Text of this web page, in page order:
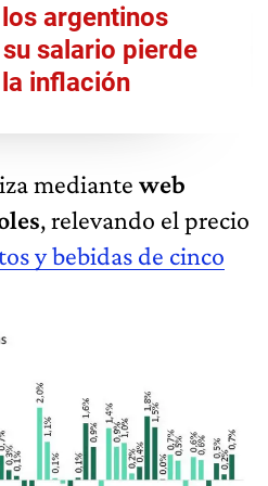
argentinos
salario pierde
inflación
mediante web
, relevando el precio
y bebidas de cinco